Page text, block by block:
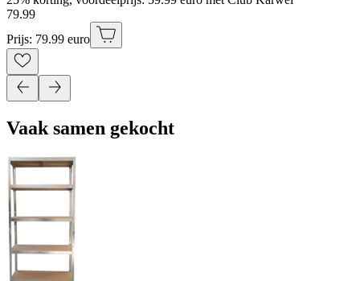
79.99
Prijs: 79.99 euro
Vaak samen gekocht